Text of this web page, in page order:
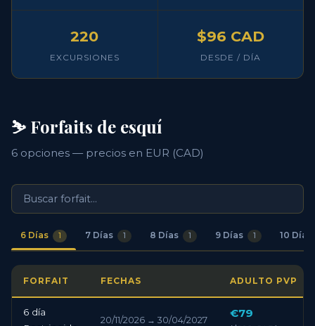
220
EXCURSIONES
$96 CAD
DESDE / DÍA
⛷️ Forfaits de esquí
6 opciones — precios en EUR (CAD)
6 Días 1 7 Días 1 8 Días 1 9 Días 1 10 Días
FORFAIT FECHAS ADULTO PVP
6 día
20/11/2026 → 30/04/2027
€79